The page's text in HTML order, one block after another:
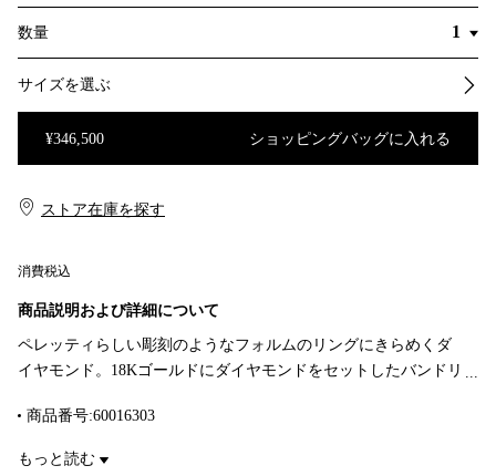
数量
サイズを選ぶ
¥346,500 ショッピングバッグに入れる
消費税込
ストア在庫を探す​​
商品説明および詳細について
ペレッティらしい彫刻のようなフォルムのリングにきらめくダ
イヤモンド。18Kゴールドにダイヤモンドをセットしたバンドリ
by Elsa Peretti.
商品番号:60016303
もっと読む